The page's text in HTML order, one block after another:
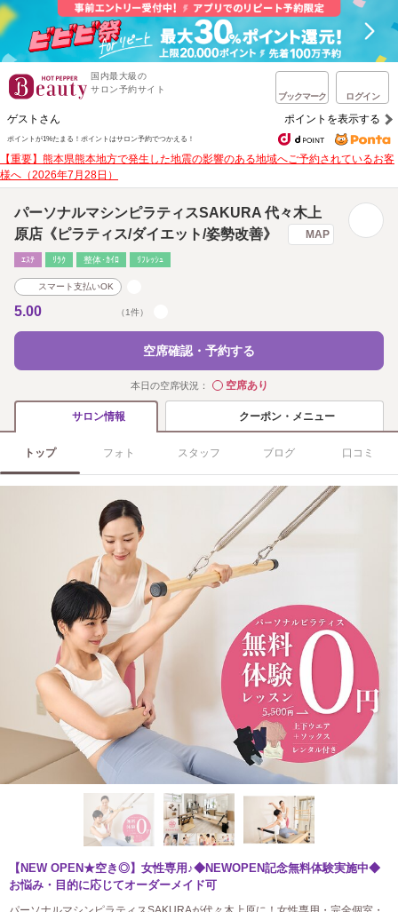
国内最大級の
サロン予約サイト
ブックマーク ログイン
ゲストさん ポイントを表示する
ポイントが1%たまる！ ポイントはサロン予約でつかえる！
【重要】熊本県熊本地方で発生した地震の影響のある地域へご予約されているお客
様へ（2026年7月28日）
パーソナルマシンピラティスSAKURA 代々木上
原店《ピラティス/ダイエット/姿勢改善》
MAP
ｴｽﾃ ﾘﾗｸ 整体･ｶｲﾛ ﾘﾌﾚｯｼｭ
スマート支払いOK
5.00 （1件）
空席確認・予約する
本日の空席状況： ◯空席あり
サロン情報 クーポン・メニュー
トップ フォト スタッフ ブログ 口コミ
【NEW OPEN★空き◎】女性専用♪◆NEWOPEN記念無料体験実施中◆
お悩み・目的に応じてオーダーメイド可